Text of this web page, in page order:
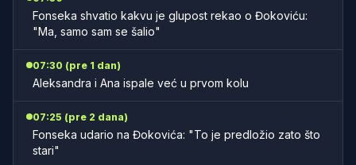
Fonseka shvatio kakvu je glupost rekao o Đokoviću:
"Ma, samo sam se šalio"
07:30 (pre 1 dan)
Aleksandra i Ana ispale već u prvom kolu
07:25 (pre 2 dana)
Fonseka udario na Đokovića: "To je predložio zato što
stari"